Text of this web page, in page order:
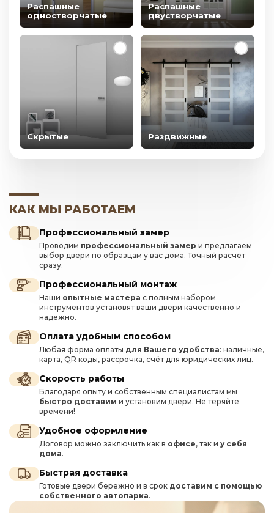
Распашные
одностворчатые
Распашные
двустворчатые
Скрытые Раздвижные
КАК МЫ РАБОТАЕМ
Профессиональный замер
Проводим профессиональный замер и предлагаем
выбор двери по образцам у вас дома. Точный расчёт
сразу.
Профессиональный монтаж
Наши опытные мастера с полным набором
инструментов установят ваши двери качественно и
надежно.
Оплата удобным способом
Любая форма оплаты для Вашего удобства: наличные,
карта, QR коды, рассрочка, счёт для юридических лиц.
Скорость работы
Благодаря опыту и собственным специалистам мы
быстро доставим и установим двери. Не теряйте
времени!
Удобное оформление
Договор можно заключить как в офисе, так и у себя
дома.
Быстрая доставка
Готовые двери бережно и в срок доставим с помощью
собственного автопарка.